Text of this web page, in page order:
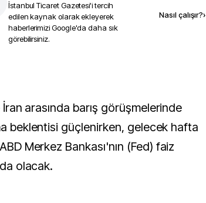
İstanbul Ticaret Gazetesi'i tercih
edilen kaynak olarak ekleyerek
haberlerimizi Google'da daha sık
görebilirsiniz.
Nasıl çalışır?›
İran arasında barış görüşmelerinde
beklentisi güçlenirken, gelecek hafta
Merkez Bankası'nın (Fed) faiz
olacak.